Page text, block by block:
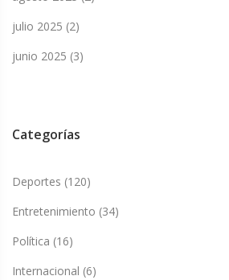
julio 2025 (2)
junio 2025 (3)
Categorías
Deportes (120)
Entretenimiento (34)
Política (16)
Internacional (6)